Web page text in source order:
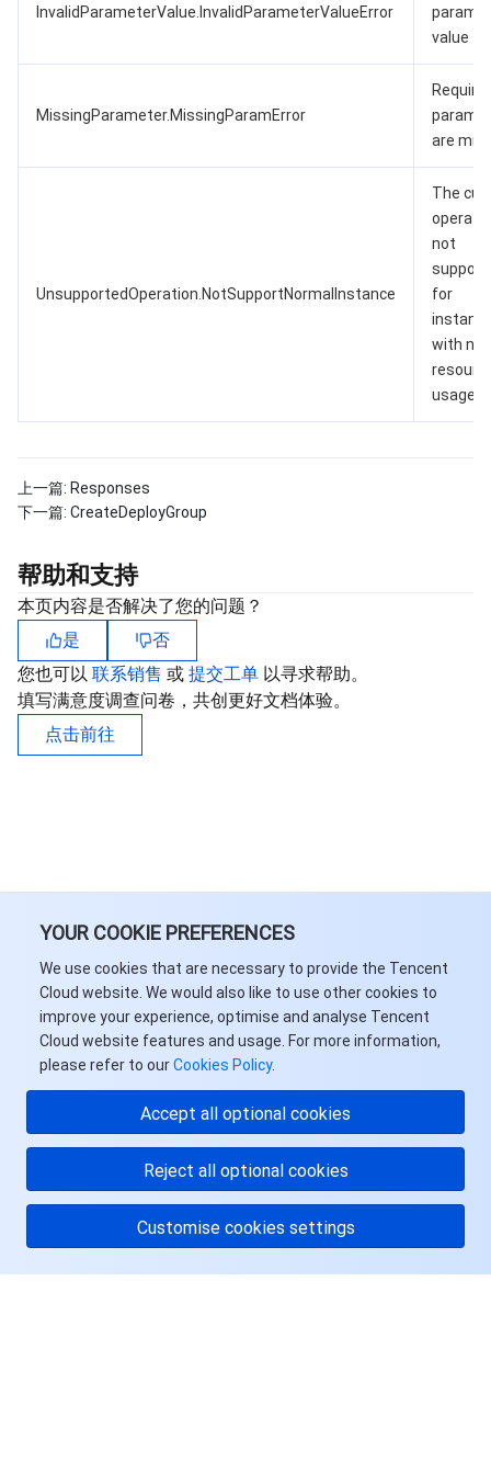
YOUR COOKIE PREFERENCES
We use cookies that are necessary to provide the Tencent
Cloud website. We would also like to use other cookies to
improve your experience, optimise and analyse Tencent
Cloud website features and usage. For more information,
please refer to ourCookies Policy.
Accept all optional cookies
Reject all optional cookies
Customise cookies settings
InvalidParameterValue.InvalidParameterValueError
value
MissingParameter.MissingParamError
are
UnsupportedOperation.NotSupportNormalInstance
The
not
for
with no
usage
上一篇: Responses
下一篇: CreateDeployGroup
帮助和支持
本页内容是否解决了您的问题？
是
否
您也可以 联系销售 或 提交工单 以寻求帮助。
填写满意度调查问卷，共创更好文档体验。
点击前往